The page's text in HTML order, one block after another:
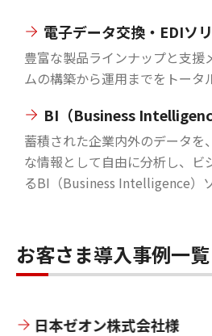
電子データ交換・EDIソ
豊富な製品ラインナップと支援
ムの構築から運用までをトータ
BI（Business
蓄積された企業内外のデータを
な情報として自由に分析し、ビ
るBI（Business Intelligence）
お客さま導入事例一覧
日本ゼオン株式会社様